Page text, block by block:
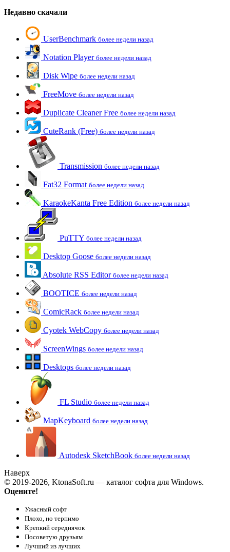
Недавно скачали
UserBenchmark более недели назад
Notation Player более недели назад
Disk Wipe более недели назад
FreeMove более недели назад
Duplicate Cleaner Free более недели назад
CuteRank (Free) более недели назад
Transmission более недели назад
Fat32 Format более недели назад
KaraokeKanta Free Edition более недели назад
PuTTY более недели назад
Desktop Goose более недели назад
Absolute RSS Editor более недели назад
BOOTICE более недели назад
ComicRack более недели назад
Cyotek WebCopy более недели назад
ScreenWings более недели назад
Desktops более недели назад
FL Studio более недели назад
MapKeyboard более недели назад
Autodesk SketchBook более недели назад
Наверх
© 2019-2026, KtonaSoft.ru — каталог софта для Windows.
Оцените!
Ужасный софт
Плохо, но терпимо
Крепкий середнячок
Посоветую друзьям
Лучший из лучших